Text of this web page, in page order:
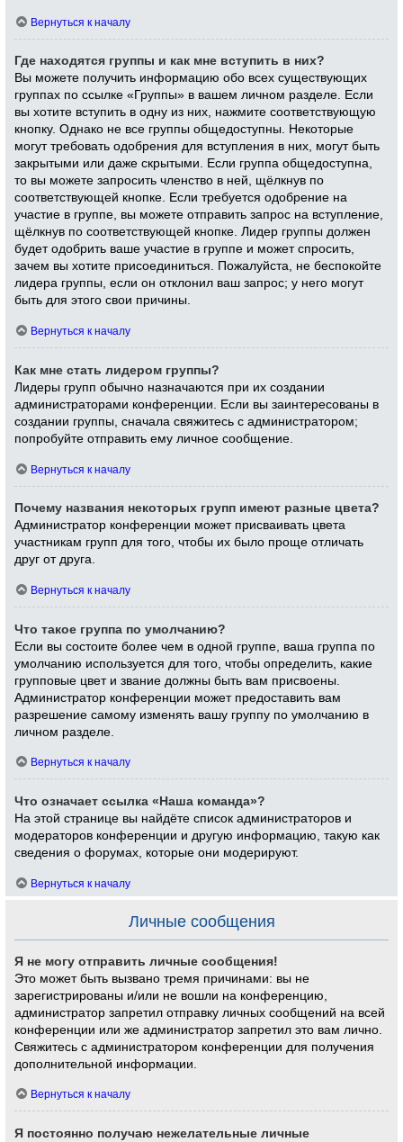
Вернуться к началу
Где находятся группы и как мне вступить в них?
Вы можете получить информацию обо всех существующих
группах по ссылке «Группы» в вашем личном разделе. Если
вы хотите вступить в одну из них, нажмите соответствующую
кнопку. Однако не все группы общедоступны. Некоторые
могут требовать одобрения для вступления в них, могут быть
закрытыми или даже скрытыми. Если группа общедоступна,
то вы можете запросить членство в ней, щёлкнув по
соответствующей кнопке. Если требуется одобрение на
участие в группе, вы можете отправить запрос на вступление,
щёлкнув по соответствующей кнопке. Лидер группы должен
будет одобрить ваше участие в группе и может спросить,
зачем вы хотите присоединиться. Пожалуйста, не беспокойте
лидера группы, если он отклонил ваш запрос; у него могут
быть для этого свои причины.
Вернуться к началу
Как мне стать лидером группы?
Лидеры групп обычно назначаются при их создании
администраторами конференции. Если вы заинтересованы в
создании группы, сначала свяжитесь с администратором;
попробуйте отправить ему личное сообщение.
Вернуться к началу
Почему названия некоторых групп имеют разные цвета?
Администратор конференции может присваивать цвета
участникам групп для того, чтобы их было проще отличать
друг от друга.
Вернуться к началу
Что такое группа по умолчанию?
Если вы состоите более чем в одной группе, ваша группа по
умолчанию используется для того, чтобы определить, какие
групповые цвет и звание должны быть вам присвоены.
Администратор конференции может предоставить вам
разрешение самому изменять вашу группу по умолчанию в
личном разделе.
Вернуться к началу
Что означает ссылка «Наша команда»?
На этой странице вы найдёте список администраторов и
модераторов конференции и другую информацию, такую как
сведения о форумах, которые они модерируют.
Вернуться к началу
Личные сообщения
Я не могу отправить личные сообщения!
Это может быть вызвано тремя причинами: вы не
зарегистрированы и/или не вошли на конференцию,
администратор запретил отправку личных сообщений на всей
конференции или же администратор запретил это вам лично.
Свяжитесь с администратором конференции для получения
дополнительной информации.
Вернуться к началу
Я постоянно получаю нежелательные личные